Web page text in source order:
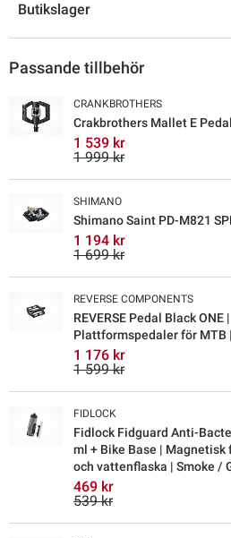
Butikslager
Passande tillbehör
CRANKBROTHERS
Crakbrothers Mallet E
1 539 kr
1 999 kr
SHIMANO
Shimano Saint PD-M821
1 194 kr
1 699 kr
REVERSE COMPONENTS
REVERSE Pedal Black ONE |
Plattformspedaler för MTB
1 176 kr
1 599 kr
FIDLOCK
Fidlock Fidguard Anti-
ml + Bike Base | Magnetisk
och vattenflaska | Smoke /
469 kr
539 kr